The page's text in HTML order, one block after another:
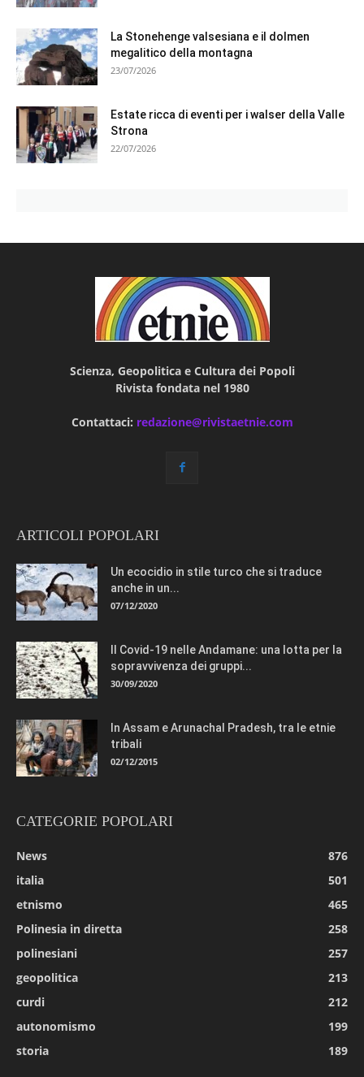
La Stonehenge valsesiana e il dolmen
megalitico della montagna
23/07/2026
Estate ricca di eventi per i walser della Valle
Strona
22/07/2026
Scienza, Geopolitica e Cultura dei Popoli
Rivista fondata nel 1980
Contattaci: redazione@rivistaetnie.com
ARTICOLI POPOLARI
Un ecocidio in stile turco che si traduce
anche in un...
07/12/2020
Il Covid-19 nelle Andamane: una lotta per la
sopravvivenza dei gruppi...
30/09/2020
In Assam e Arunachal Pradesh, tra le etnie
tribali
02/12/2015
CATEGORIE POPOLARI
News
876
italia
501
etnismo
465
Polinesia in diretta
258
polinesiani
257
geopolitica
213
curdi
212
autonomismo
199
storia
189